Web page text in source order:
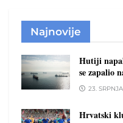
Najnovije
Hutiji
se zapalio
23.
Hrvatski